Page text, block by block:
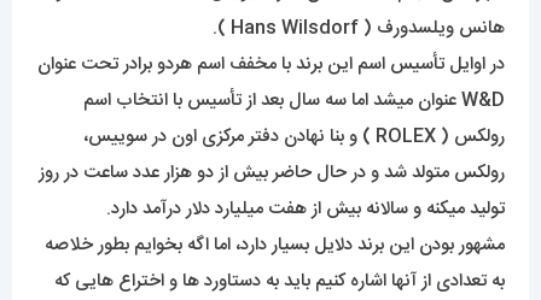
هانس ویلسدورف ( Hans Wilsdorf ).
در اوایل تأسیس اسم این برند با مخفف اسم هردو برادر تحت عنوان
W&D عنوان میشد اما سه سال بعد از تأسیس با انتخاب اسم
رولکس ( ROLEX ) و بنا نهادن دفتر مرکزی اون در سوییس،
رولکس متولد شد و در حال حاضر بیش از دو هزار عدد ساعت در روز
تولید میکنه و سالانه بیش از هفت میلیارد دلار درآمد دارد.
مشهور بودن این برند دلایل بسیار دارد، اما اگه بخوایم بطور خلاصه
به تعدادی از آنها اشاره کنیم باید به دستاورد ها و اختراع هایی که